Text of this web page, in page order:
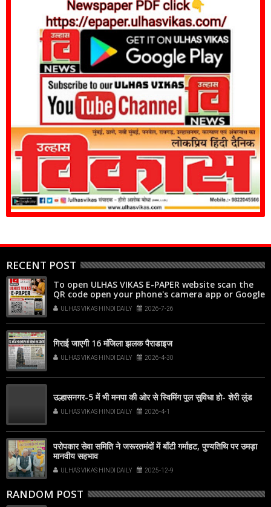
RECENT POST
To open ULHAS VIKAS E-PAPER website scan the
QR code open your phone's camera app or Google
Lens, point it at the code, and tap the web link
popup that appears on your screen
ULHAS VIKAS HINDI DAILY 2026-7-26
गिराई जाएगी 16 मंजिला झलक पैराडाइज
ULHAS VIKAS HINDI DAILY 2026-4-30
उल्हासनगर-5 में भी मनपा की ओर से स्विमिंग पुल सुविधा हो- शेरी लुंड
ULHAS VIKAS HINDI DAILY 2026-4-1
परोपकार सेवा समिति ने जरूरतमंदों में बाँटी गर्माहट, पुण्यतिथि पर उमड़ा
मानवीय सहभाव
ULHAS VIKAS HINDI DAILY 2025-12-9
RANDOM POST